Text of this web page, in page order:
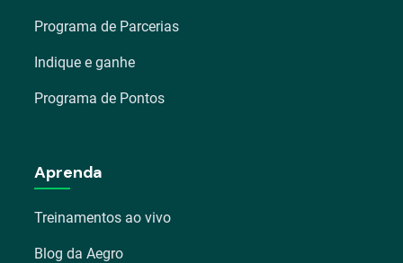
Programa de Parcerias
Indique e ganhe
Programa de Pontos
Aprenda
Treinamentos ao vivo
Blog da Aegro